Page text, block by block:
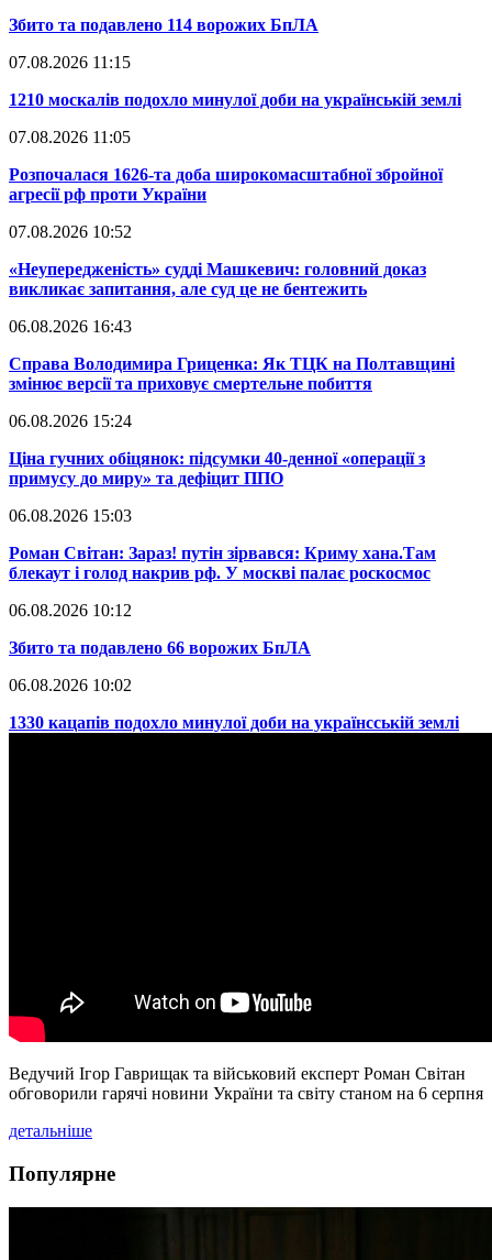
​Збито та подавлено 114 ворожих БпЛА
07.08.2026 11:15
​1210 москалів подохло минулої доби на українській землі
07.08.2026 11:05
​Розпочалася 1626-та доба широкомасштабної збройної
агресії рф проти України
07.08.2026 10:52
​«Неупередженість» судді Машкевич: головний доказ
викликає запитання, але суд це не бентежить
06.08.2026 16:43
​Справа Володимира Гриценка: Як ТЦК на Полтавщині
змінює версії та приховує смертельне побиття
06.08.2026 15:24
​Ціна гучних обіцянок: підсумки 40-денної «операції з
примусу до миру» та дефіцит ППО
06.08.2026 15:03
​Роман Світан: Зараз! путін зірвався: Криму хана.Там
блекаут і голод накрив рф. У москві палає роскосмос
06.08.2026 10:12
​Збито та подавлено 66 ворожих БпЛА
06.08.2026 10:02
​1330 кацапів подохло минулої доби на українсській землі
Ведучий Ігор Гаврищак та військовий експерт Роман Світан
обговорили гарячі новини України та світу станом на 6 серпня
детальніше
Популярне